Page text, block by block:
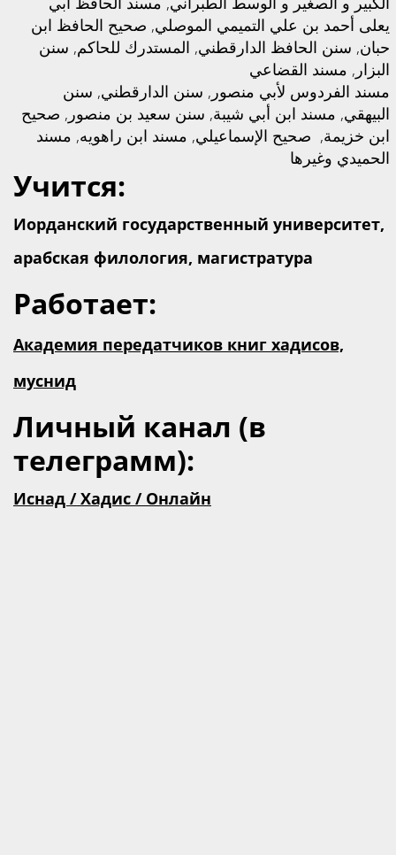
يعلى أحمد بن علي التميمي الموصلي, صحيح الحافظ ابن
حبان, سنن الحافظ الدارقطني, المستدرك للحاكم, سنن
البزار, مسند القضاعي
مسند الفردوس لأبي منصور , سنن الدارقطني, سنن
البيهقي, مسند ابن أبي شيبة, سنن سعيد بن منصور, صحيح
ابن خزيمة, صحيح الإسماعيلي, مسند ابن راهويه, مسند
الحميدي وغيرها
Учится:
Иорданский государственный университет,
арабская филология, магистратура
Работает:
Академия передатчиков книг хадисов,
муснид
Личный канал (в
телеграмм):
Иснад / Хадис / Онлайн